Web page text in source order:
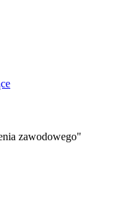
zawodowego"